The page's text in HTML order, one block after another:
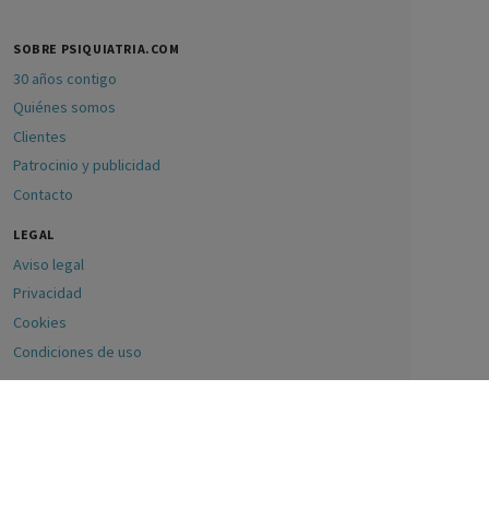
SOBRE PSIQUIATRIA.COM
30 años contigo
Quiénes somos
Clientes
Patrocinio y publicidad
Contacto
LEGAL
Aviso legal
Privacidad
Cookies
Condiciones de uso